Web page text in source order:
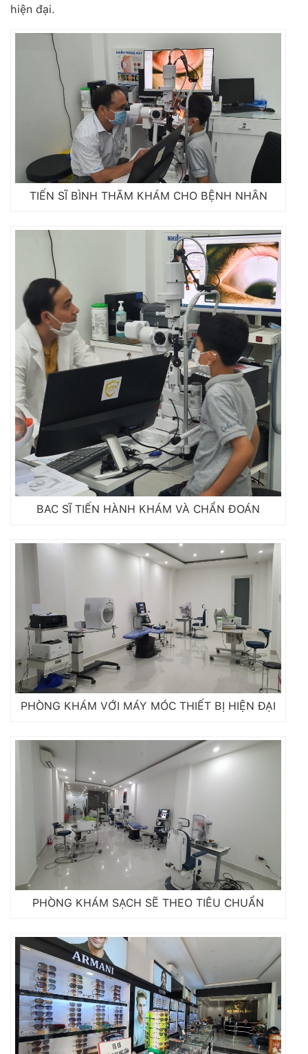
hiện đại.
TIẾN SĨ BÌNH THĂM KHÁM CHO BỆNH NHÂN
BAC SĨ TIẾN HÀNH KHÁM VÀ CHẨN ĐOÁN
PHÒNG KHÁM VỚI MÁY MÓC THIẾT BỊ HIỆN ĐẠI
PHÒNG KHÁM SẠCH SẼ THEO TIÊU CHUẨN